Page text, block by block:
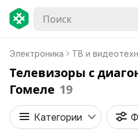
Электроника ТВ и
Телевизоры с
Гомеле 19
Категории